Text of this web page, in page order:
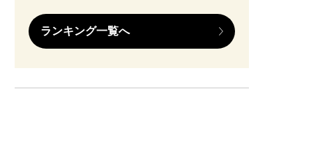
ランキング一覧へ